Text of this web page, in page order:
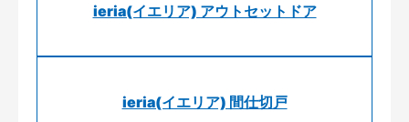
ieria(イエリア) アウトセットドア
ieria(イエリア) 間仕切戸